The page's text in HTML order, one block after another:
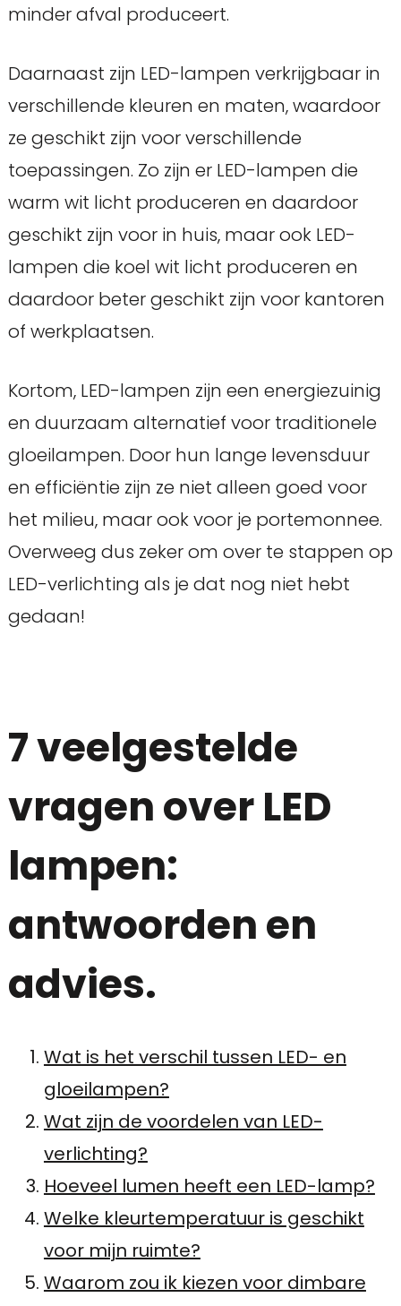
minder afval produceert.
Daarnaast zijn LED-lampen verkrijgbaar in
verschillende kleuren en maten, waardoor
ze geschikt zijn voor verschillende
toepassingen. Zo zijn er LED-lampen die
warm wit licht produceren en daardoor
geschikt zijn voor in huis, maar ook LED-
lampen die koel wit licht produceren en
daardoor beter geschikt zijn voor kantoren
of werkplaatsen.
Kortom, LED-lampen zijn een energiezuinig
en duurzaam alternatief voor traditionele
gloeilampen. Door hun lange levensduur
en efficiëntie zijn ze niet alleen goed voor
het milieu, maar ook voor je portemonnee.
Overweeg dus zeker om over te stappen op
LED-verlichting als je dat nog niet hebt
gedaan!
7 veelgestelde
vragen over LED
lampen:
antwoorden en
advies.
Wat is het verschil tussen LED- en
gloeilampen?
Wat zijn de voordelen van LED-
verlichting?
Hoeveel lumen heeft een LED-lamp?
Welke kleurtemperatuur is geschikt
voor mijn ruimte?
Waarom zou ik kiezen voor dimbare